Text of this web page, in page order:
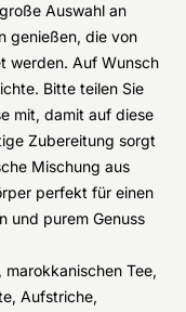
Auswahl an
genießen, die von
werden. Auf Wunsch
Bitte teilen Sie
mit, damit auf diese
Zubereitung sorgt
Mischung aus
perfekt für einen
und purem Genuss
marokkanischen Tee,
Aufstriche,